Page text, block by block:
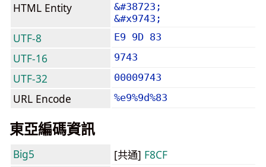
HTML Entity
&#38723;
&#x9743;
UTF-8 E9 9D 83
UTF-16 9743
UTF-32 00009743
URL Encode %e9%9d%83
東亞編碼資訊
Big5 [共通] F8CF